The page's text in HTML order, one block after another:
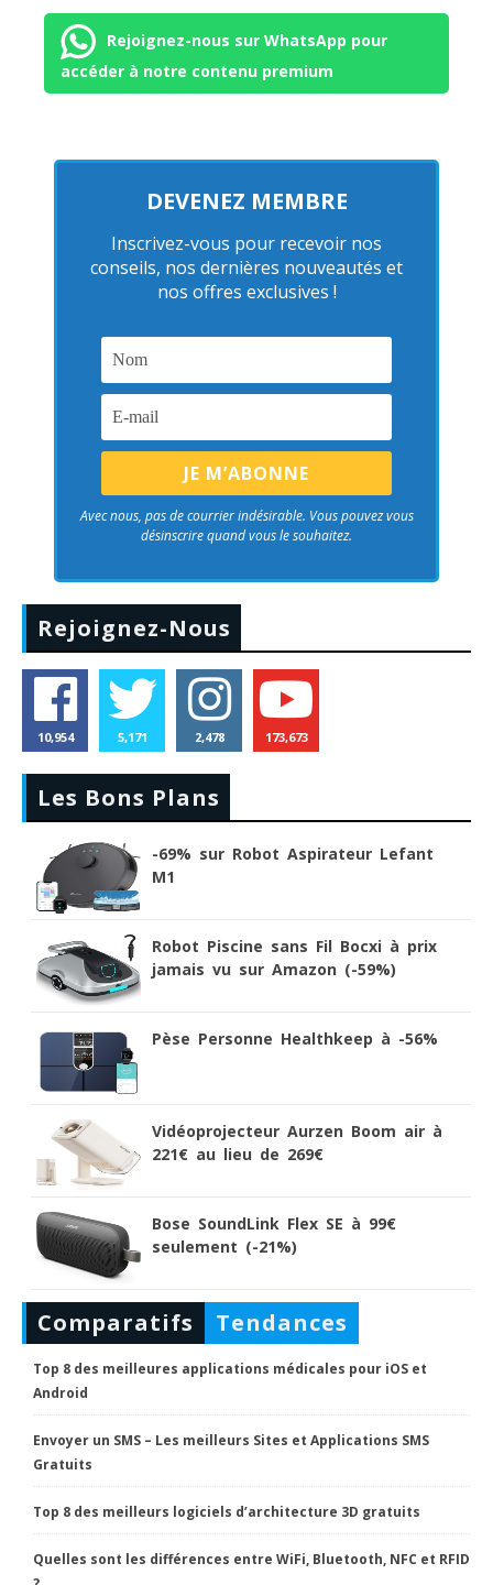
Rejoignez-nous sur WhatsApp pour
accéder à notre contenu premium
DEVENEZ MEMBRE
Inscrivez-vous pour recevoir nos
conseils, nos dernières nouveautés et
nos offres exclusives !
Avec nous, pas de courrier indésirable. Vous pouvez vous
désinscrire quand vous le souhaitez.
Rejoignez-Nous
10,954 5,171 2,478 173,673
Les Bons Plans
-69% sur Robot Aspirateur Lefant
M1
Robot Piscine sans Fil Bocxi à prix
jamais vu sur Amazon (-59%)
Pèse Personne Healthkeep à -56%
Vidéoprojecteur Aurzen Boom air à
221€ au lieu de 269€
Bose SoundLink Flex SE à 99€
seulement (-21%)
Comparatifs Tendances
Top 8 des meilleures applications médicales pour iOS et
Android
Envoyer un SMS – Les meilleurs Sites et Applications SMS
Gratuits
Top 8 des meilleurs logiciels d’architecture 3D gratuits
Quelles sont les différences entre WiFi, Bluetooth, NFC et RFID